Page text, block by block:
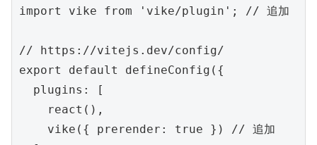
import vike from 'vike/plugin'; // 追加
// https://vitejs.dev/config/
export default defineConfig({
  plugins: [
    react(),
    vike({ prerender: true }) // 追加